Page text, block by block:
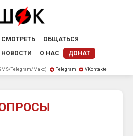
СМОТРЕТЬ
ОБЩАТЬСЯ
НОВОСТИ О НАС ДОНАТ
Telegram/Макс) Telegram VKontakte